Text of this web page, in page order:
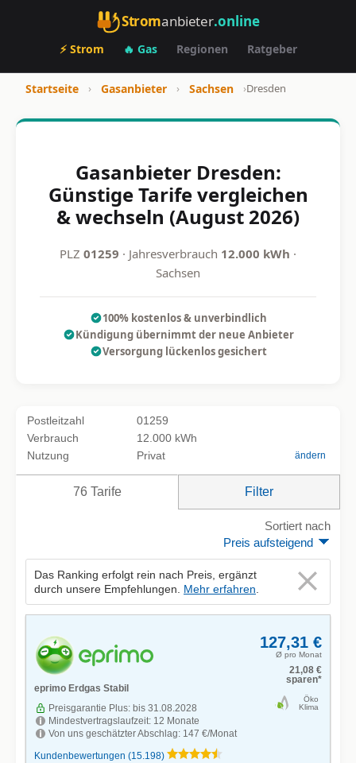
Stromanbieter.online
⚡ Strom 🔥 Gas Regionen Ratgeber
Startseite › Gasanbieter › Sachsen ›Dresden
Gasanbieter Dresden:
Günstige Tarife vergleichen
& wechseln (August 2026)
PLZ 01259 · Jahresverbrauch 12.000 kWh ·
Sachsen
100% kostenlos & unverbindlich
Kündigung übernimmt der neue Anbieter
Versorgung lückenlos gesichert